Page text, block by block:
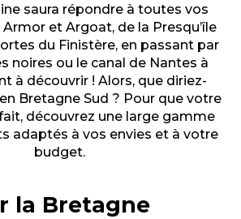
saura répondre à toutes vos
et Argoat, de la Presqu’île
du Finistère, en passant par
noires ou le canal de Nantes à
à découvrir ! Alors, que diriez-
Bretagne Sud ? Pour que votre
découvrez une large gamme
adaptés à vos envies et à votre
budget.
la Bretagne